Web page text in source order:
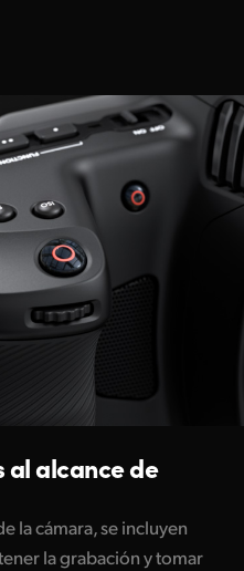
al alcance de
la cámara, se incluyen
la grabación y tomar